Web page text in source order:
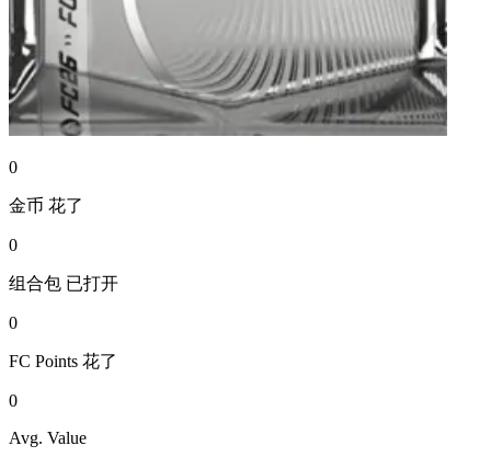
0
金币 花了
0
组合包 已打开
0
FC Points 花了
0
Avg. Value